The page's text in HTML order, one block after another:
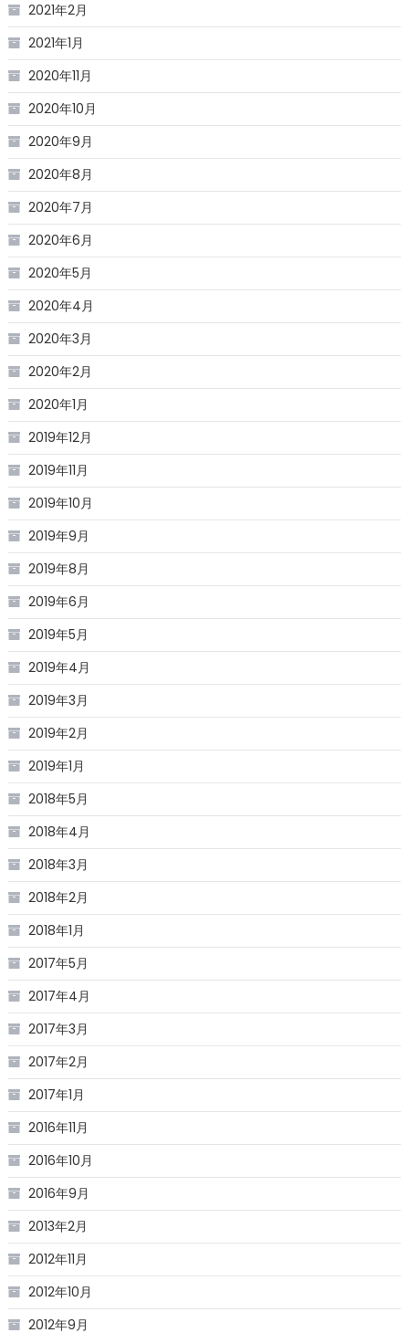
2021年2月
2021年1月
2020年11月
2020年10月
2020年9月
2020年8月
2020年7月
2020年6月
2020年5月
2020年4月
2020年3月
2020年2月
2020年1月
2019年12月
2019年11月
2019年10月
2019年9月
2019年8月
2019年6月
2019年5月
2019年4月
2019年3月
2019年2月
2019年1月
2018年5月
2018年4月
2018年3月
2018年2月
2018年1月
2017年5月
2017年4月
2017年3月
2017年2月
2017年1月
2016年11月
2016年10月
2016年9月
2013年2月
2012年11月
2012年10月
2012年9月